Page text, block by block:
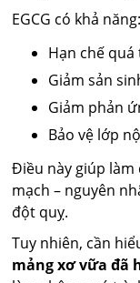
EGCG có khả năng:
Hạn chế quá
Giảm sản
Giảm phản
Bảo vệ lớp
Điều này giúp
mạch – nguyên
đột quỵ.
Tuy nhiên, cần
mảng xơ vữa đã